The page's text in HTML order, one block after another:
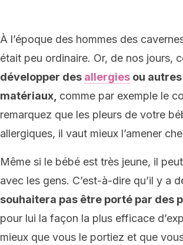
À l’époque des hommes des
était peu ordinaire. Or, de nos jours,
développer des allergies ou
matériaux, comme par exemple le
remarquez que les pleurs de votre
allergiques, il vaut mieux l’amener
Même si le bébé est très jeune, il
avec les gens. C’est-à-dire qu’il y a
souhaitera pas être porté par des
pour lui la façon la plus efficace
mieux que vous le portiez et que